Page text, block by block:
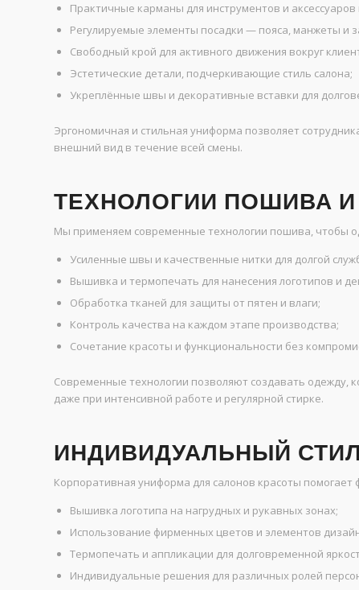
Практичные карманы для инструментов и аксессуаров
Регулируемые элементы посадки — пояса, манжеты и
Свободный крой для активного движения вокруг
Эстетические детали, подчеркивающие стиль салона;
Укреплённые швы и декоративные вставки для
Эргономичная и стильная униформа позволяет
внешний вид в течение всей смены.
ТЕХНОЛОГИИ ПОШИВА
Мы применяем современные технологии пошива, чтобы
Усиленные швы и качественные нитки для долгой
Вышивка и термопечать для нанесения логотипов и
Обработка тканей для защиты от пятен и влаги;
Контроль качества на каждом этапе производства;
Сочетание красоты и функциональности без
Современные технологии позволяют создавать одежду,
даже при интенсивной работе и регулярной стирке.
ИНДИВИДУАЛЬНЫЙ
Корпоративная униформа для салонов красоты
Вышивка логотипа на нагрудных и рукавных зонах;
Использование фирменных цветов и элементов
Термопечать и аппликации для долговременной
Индивидуальные решения для различных ролей